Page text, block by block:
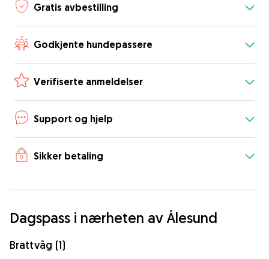
Gratis avbestilling
Godkjente hundepassere
Verifiserte anmeldelser
Support og hjelp
Sikker betaling
Dagspass i nærheten av Ålesund
Brattvåg (1)